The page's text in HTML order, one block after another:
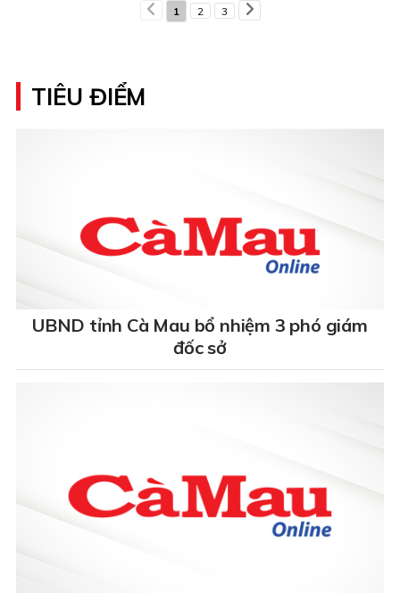
1 2 3
TIÊU ĐIỂM
UBND tỉnh Cà Mau bổ nhiệm 3 phó giám
đốc sở